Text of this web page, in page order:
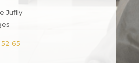
Juflly
65